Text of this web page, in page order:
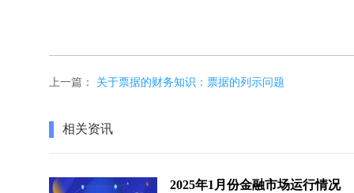
上一篇： 关于票据的财务知识：票据的列示问题
相关资讯
2025年1月份金融市场运行情况